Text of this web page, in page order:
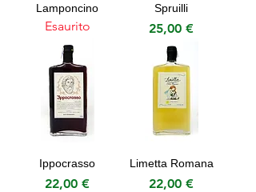
Lamponcino
Esaurito
Spruilli
Prezzo
25,00 €
Ippocrasso
Prezzo
22,00 €
Limetta Romana
Prezzo
22,00 €